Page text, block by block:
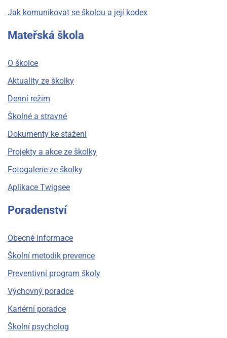
Jak komunikovat se školou a její kodex
Mateřská škola
O školce
Aktuality ze školky
Denní režim
Školné a stravné
Dokumenty ke stažení
Projekty a akce ze školky
Fotogalerie ze školky
Aplikace Twigsee
Poradenství
Obecné informace
Školní metodik prevence
Preventivní program školy
Výchovný poradce
Kariérní poradce
Školní psycholog